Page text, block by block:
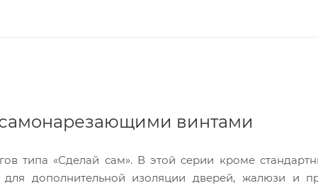
винтами
типа «Сделай сам». В этой серии кроме
дополнительной изоляции дверей, жалюзи и